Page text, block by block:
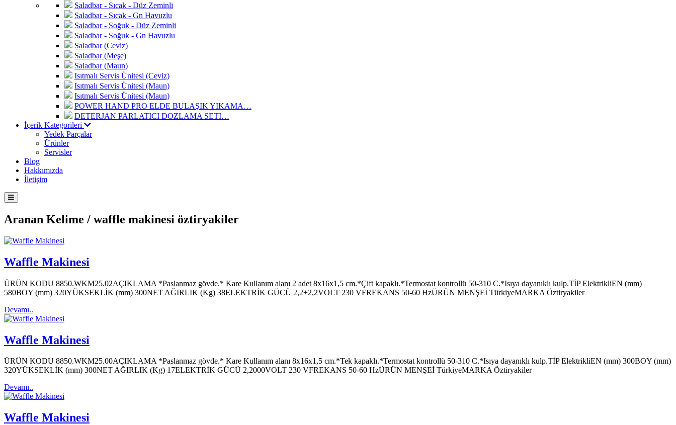
Saladbar - Sıcak - Düz Zeminli
Saladbar - Sıcak - Gn Havuzlu
Saladbar - Soğuk - Düz Zeminli
Saladbar - Soğuk - Gn Havuzlu
Saladbar (Ceviz)
Saladbar (Meşe)
Saladbar (Maun)
Isıtmalı Servis Ünitesi (Ceviz)
Isıtmalı Servis Ünitesi (Maun)
Isıtmalı Servis Ünitesi (Maun)
POWER HAND PRO ELDE BULAŞIK YIKAMA…
DETERJAN PARLATICI DOZLAMA SETI…
İçerik Kategorileri
Yedek Parçalar
Ürünler
Servisler
Blog
Hakkımızda
İletişim
Aranan Kelime / waffle makinesi öztiryakiler
Waffle Makinesi
ÜRÜN KODU 8850.WKM25.02AÇIKLAMA *Paslanmaz gövde.* Kare Kullanım alanı 2 adet 8x16x1,5 cm.*Çift kapaklı.*Termostat kontrollü 50-310 C.*Isıya dayanıklı kulp.TİP ElektrikliEN (mm)
580BOY (mm) 320YÜKSEKLİK (mm) 300NET AĞIRLIK (Kg) 38ELEKTRİK GÜCÜ 2,2+2,2VOLT 230 VFREKANS 50-60 HzÜRÜN MENŞEİ TürkiyeMARKA Öztiryakiler
Devamı..
Waffle Makinesi
ÜRÜN KODU 8850.WKM25.00AÇIKLAMA *Paslanmaz gövde.* Kare Kullanım alanı 8x16x1,5 cm.*Tek kapaklı.*Termostat kontrollü 50-310 C.*Isıya dayanıklı kulp.TİP ElektrikliEN (mm) 300BOY (mm)
320YÜKSEKLİK (mm) 300NET AĞIRLIK (Kg) 17ELEKTRİK GÜCÜ 2,2000VOLT 230 VFREKANS 50-60 HzÜRÜN MENŞEİ TürkiyeMARKA Öztiryakiler
Devamı..
Waffle Makinesi